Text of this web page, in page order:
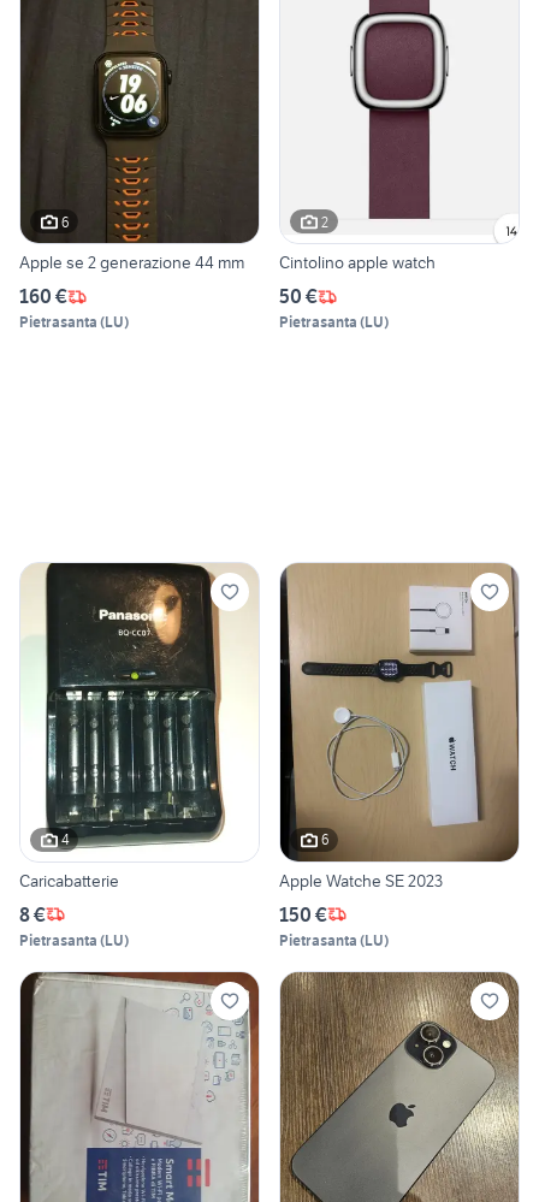
6
Apple se 2 generazione 44 mm
160 €
Pietrasanta (LU)
2
Cintolino apple watch
50 €
Pietrasanta (LU)
4
Caricabatterie
8 €
Pietrasanta (LU)
6
Apple Watche SE 2023
150 €
Pietrasanta (LU)